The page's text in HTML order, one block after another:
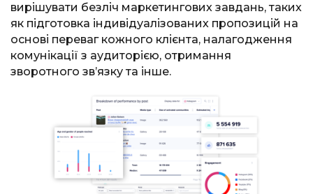
вирішувати безліч маркетингових завдань, таких
як підготовка індивідуалізованих пропозицій на
основі переваг кожного клієнта, налагодження
комунікації з аудиторією, отримання
зворотного зв’язку та інше.